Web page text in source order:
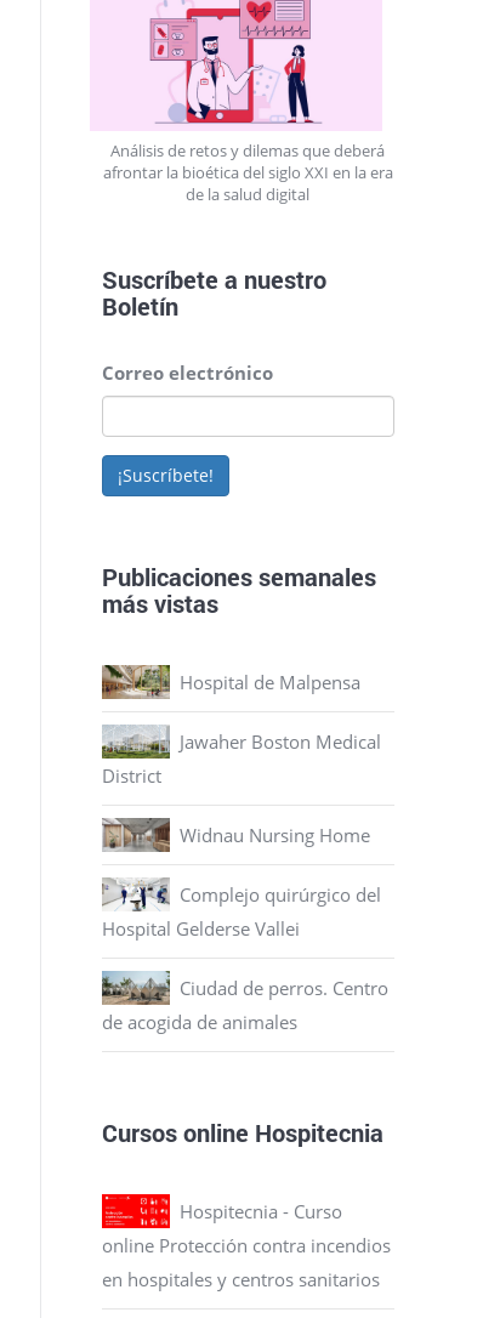
Análisis de retos y dilemas que deberá
afrontar la bioética del siglo XXI en la era
de la salud digital
Suscríbete a nuestro
Boletín
Correo electrónico
¡Suscríbete!
Publicaciones semanales
más vistas
Hospital de Malpensa
Jawaher Boston Medical
District
Widnau Nursing Home
Complejo quirúrgico del
Hospital Gelderse Vallei
Ciudad de perros. Centro
de acogida de animales
Cursos online Hospitecnia
Hospitecnia - Curso
online Protección contra incendios
en hospitales y centros sanitarios